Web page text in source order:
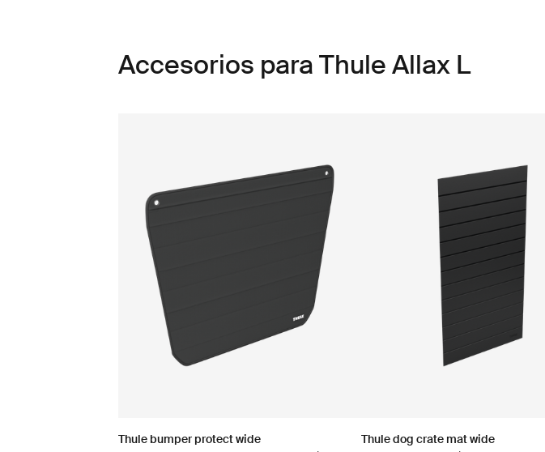
Accesorios para Thule Allax L
Thule bumper protect wide
Thule dog crate mat wide